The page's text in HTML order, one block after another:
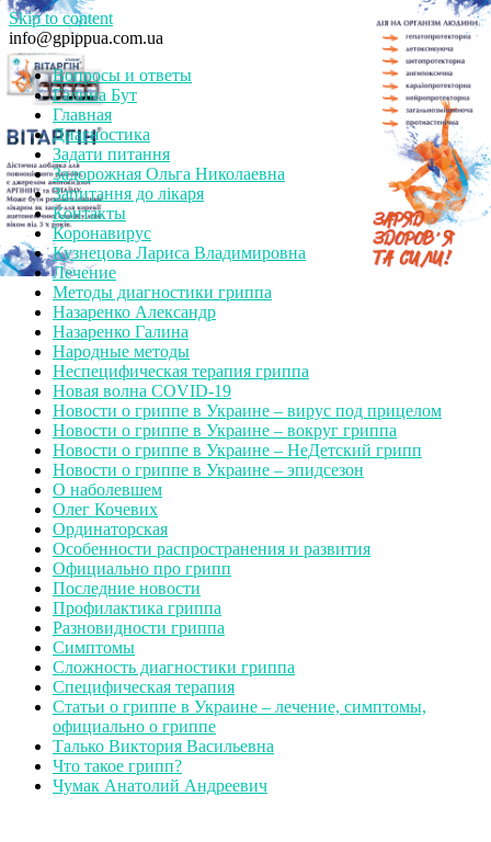
Skip to content
info@gpippua.com.ua
Вопросы и ответы
Галина Бут
Главная
Диагностика
Задати питання
Задорожная Ольга Николаевна
Запитання до лікаря
Контакты
Коронавирус
Кузнецова Лариса Владимировна
Лечение
Методы диагностики гриппа
Назаренко Александр
Назаренко Галина
Народные методы
Неспецифическая терапия гриппа
Новая волна COVID-19
Новости о гриппе в Украине – вирус под прицелом
Новости о гриппе в Украине – вокруг гриппа
Новости о гриппе в Украине – НеДетский грипп
Новости о гриппе в Украине – эпидсезон
О наболевшем
Олег Кочевих
Ординаторская
Особенности распространения и развития
Официально про грипп
Последние новости
Профилактика гриппа
Разновидности гриппа
Симптомы
Сложность диагностики гриппа
Специфическая терапия
Статьи о гриппе в Украине – лечение, симптомы,
официально о гриппе
Талько Виктория Васильевна
Что такое грипп?
Чумак Анатолий Андреевич